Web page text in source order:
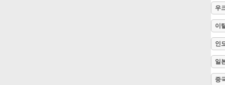
우
이
인
일
중